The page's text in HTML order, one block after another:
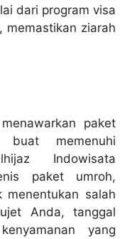
dari program visa
memastikan ziarah
paket
memenuhi
Indowisata
paket umroh,
menentukan salah
Anda, tanggal
yang